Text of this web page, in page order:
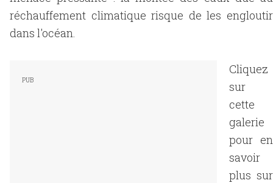
réchauffement climatique risque de les engloutir
dans l'océan.
Cliquez
sur
cette
galerie
pour en
savoir
plus sur